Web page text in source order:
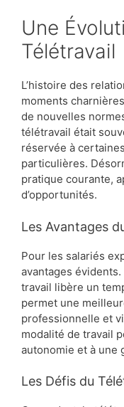
Une Évolution Inédite du
Télétravail
L’histoire des
moments
de nouvelles
télétravail était
réservée à
particulières.
pratique courante,
d’opportunités.
Les Avantages
Pour les salariés
avantages
travail libère un
permet une
professionnelle et
modalité de travail
autonomie et à une
Les Défis du